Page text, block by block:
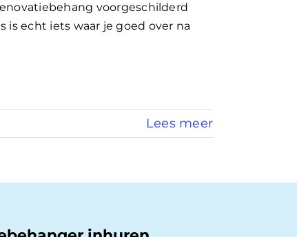
voorgeschilderd
echt iets waar je goed over na
Lees meer